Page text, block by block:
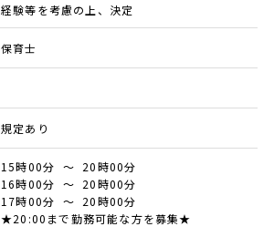
経験等を考慮の上、決定
保育士
規定あり
15時00分 ～ 20時00分
16時00分 ～ 20時00分
17時00分 ～ 20時00分
★20:00まで勤務可能な方を募集★